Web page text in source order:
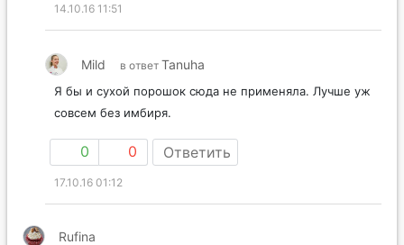
14.10.16 11:51
Mild в ответ Tanuha
Я бы и сухой порошок сюда не применяла. Лучше уж
совсем без имбиря.
0 0 Ответить
17.10.16 01:12
Rufina